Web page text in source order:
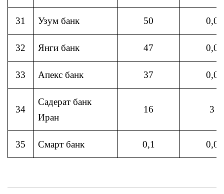
31 Узум банк 50 0,0
32 Янги банк 47 0,0
33 Апекс банк 37 0,0
34
Садерат банк
Иран
16 3
35 Смарт банк 0,1 0,0